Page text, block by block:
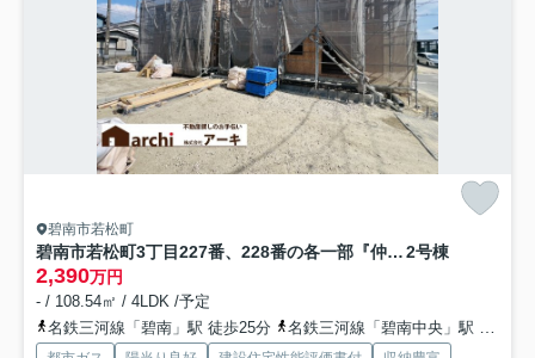
碧南市若松町
碧南市若松町3丁目227番、228番の各一部『仲介手数料無料』新築一戸建て・建売 2号棟
2,390万円
- / 108.54㎡ / 4LDK /予定
名鉄三河線「碧南」駅 徒歩25分
名鉄三河線「碧南中央」駅 徒歩45分